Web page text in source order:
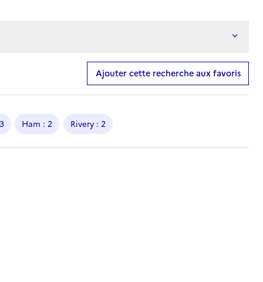
Ajouter cette recherche aux favoris
Ham : 2 Rivery : 2